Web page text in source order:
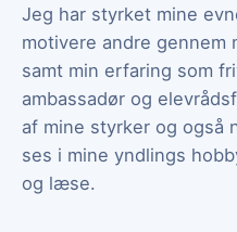
Jeg har styrket mine
motivere andre
samt min erfaring som
ambassadør og
af mine styrker og også
ses i mine yndlings
og læse.